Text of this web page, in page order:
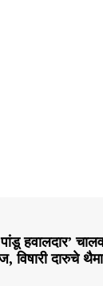
हवालदार’
दारुचे